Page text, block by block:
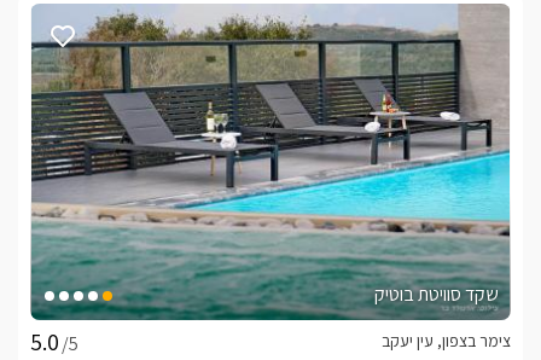
שקד סוויטת בוטיק
/5
צימר בצפון, עין יעקב